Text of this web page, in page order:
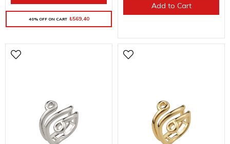
40% OFF ON CART ₺569,40
Add to Cart